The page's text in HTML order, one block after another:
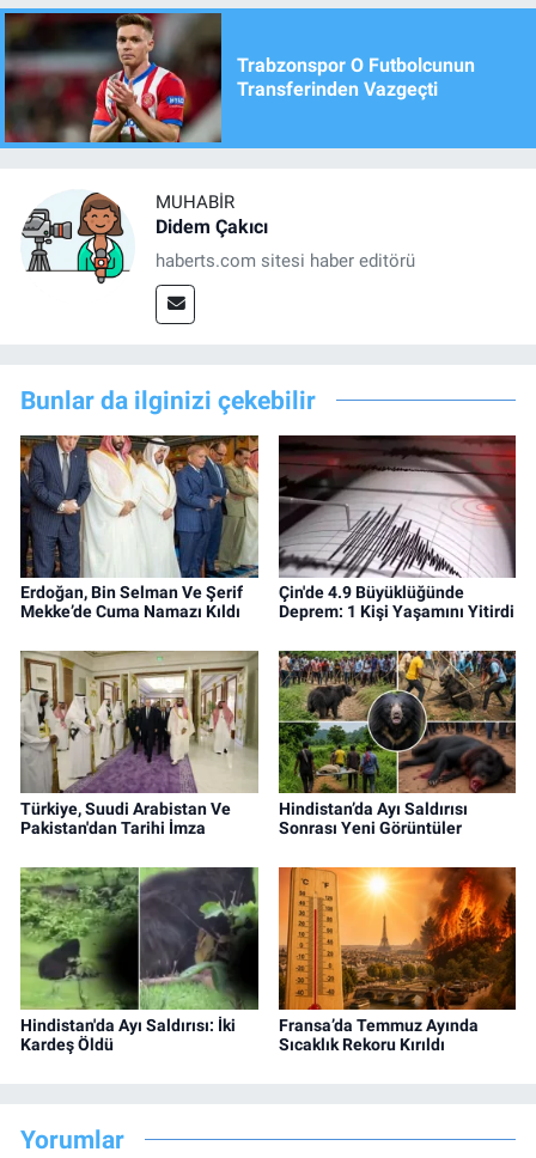
Trabzonspor O Futbolcunun
Transferinden Vazgeçti
MUHABIR
Didem Çakıcı
haberts.com sitesi haber editörü
Bunlar da ilginizi çekebilir
Erdoğan, Bin Selman Ve Şerif
Mekke’de Cuma Namazı Kıldı
Çin'de 4.9 Büyüklüğünde
Deprem: 1 Kişi Yaşamını Yitirdi
Türkiye, Suudi Arabistan Ve
Pakistan'dan Tarihi İmza
Hindistan’da Ayı Saldırısı
Sonrası Yeni Görüntüler
Hindistan'da Ayı Saldırısı: İki
Kardeş Öldü
Fransa’da Temmuz Ayında
Sıcaklık Rekoru Kırıldı
Yorumlar